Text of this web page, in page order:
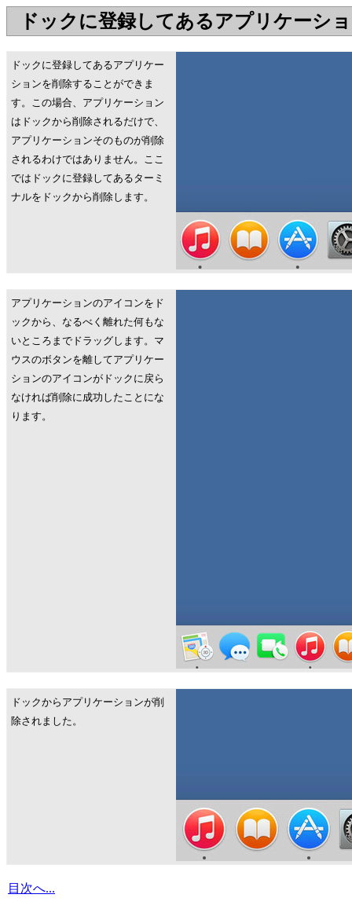
ドックに登録してあるアプリケーシ
ドックに登録してあるアプリケー
ションを削除することができま
す。この場合、アプリケーション
はドックから削除されるだけで、
アプリケーションそのものが削除
されるわけではありません。ここ
ではドックに登録してあるターミ
ナルをドックから削除します。
アプリケーションのアイコンをド
ックから、なるべく離れた何もな
いところまでドラッグします。マ
ウスのボタンを離してアプリケー
ションのアイコンがドックに戻ら
なければ削除に成功したことにな
ります。
ドックからアプリケーションが削
除されました。
目次へ...